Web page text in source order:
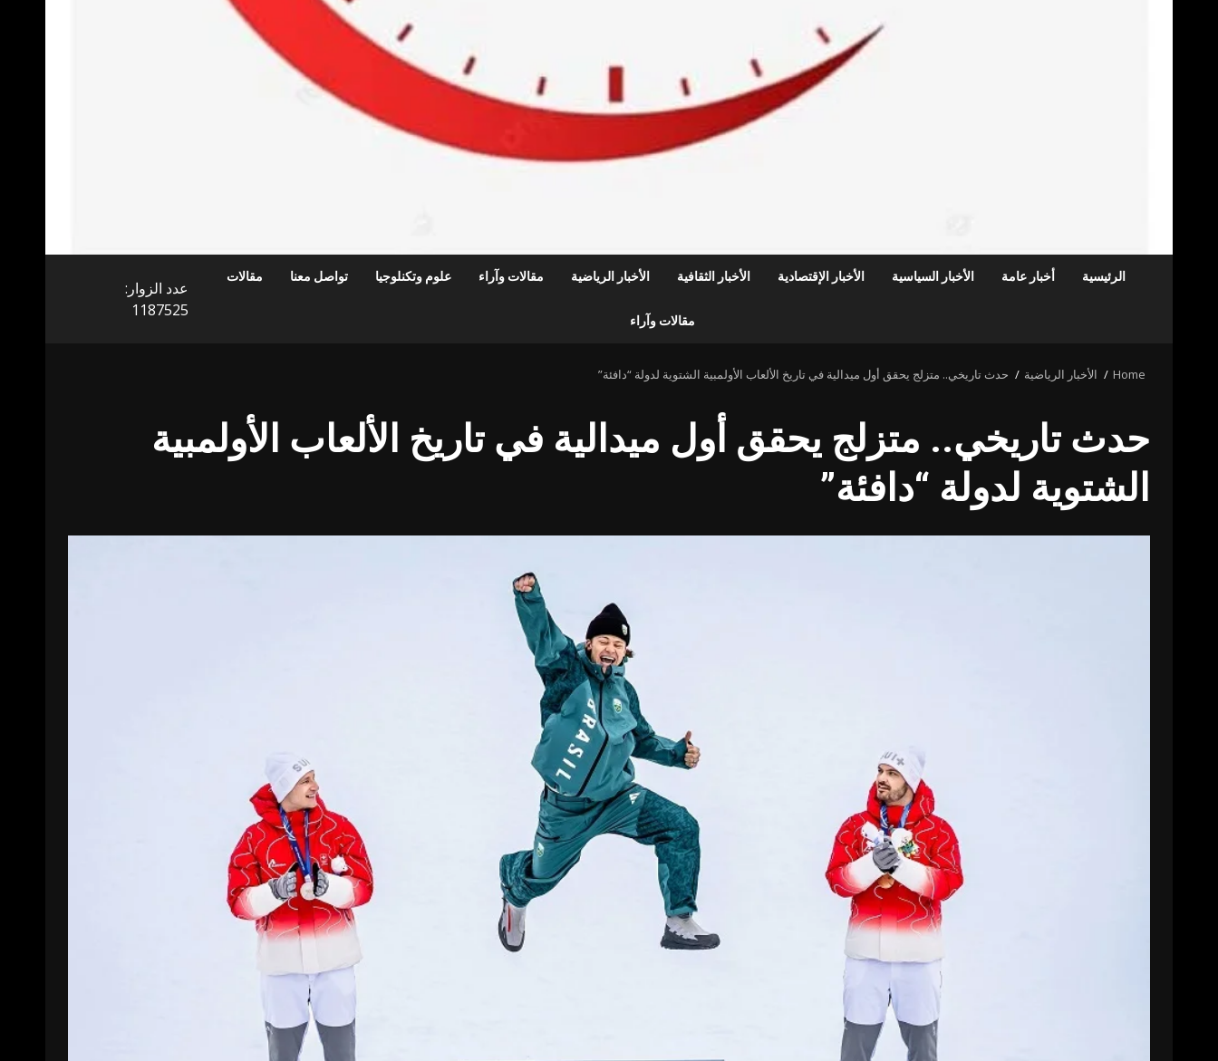
الرئيسية أخبار عامة الأخبار السياسية الأخبار الإقتصادية الأخبار الثقافية الأخبار الرياضية مقالات وآراء علوم وتكنلوجيا تواصل معنا مقالات
مقالات وآراء
عدد الزوار:
1187525
Home الأخبار الرياضية حدث تاريخي.. متزلج يحقق أول ميدالية في تاريخ الألعاب الأولمبية الشتوية لدولة “دافئة”
حدث تاريخي.. متزلج يحقق أول ميدالية في تاريخ الألعاب الأولمبية
الشتوية لدولة “دافئة”